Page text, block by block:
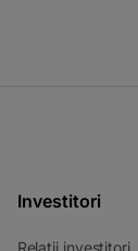
Investitori
Relații investitori